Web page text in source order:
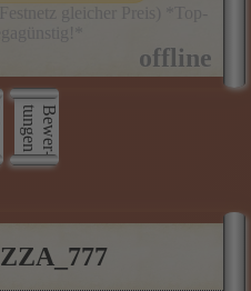
B
e
w
e
r
­
t
u
n
g
e
n